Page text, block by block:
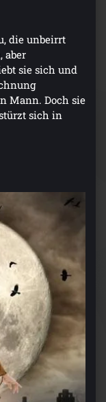
die unbeirrt
aber
sie sich und
Mann. Doch sie
sich in